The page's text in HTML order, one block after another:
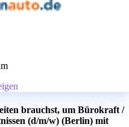
brauchst, um Bürokraft /
(d/m/w) (Berlin) mit